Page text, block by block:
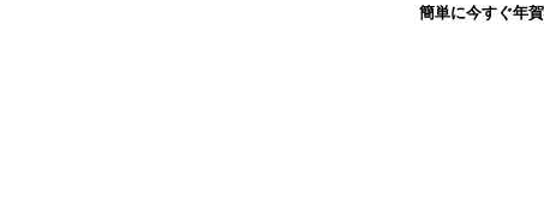
簡単に今すぐ年